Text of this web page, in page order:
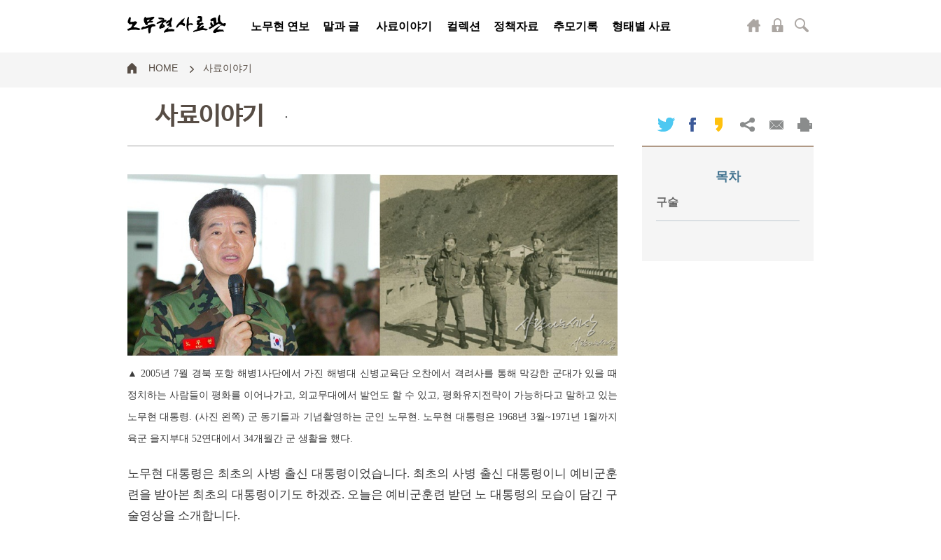
노무현 연보 말과 글 사료이야기 컬렉션 정책자료 추모기록 형태별 사료
HOME 사료이야기
사료이야기 .
▲ 2005년 7월 경북 포항 해병1사단에서 가진 해병대 신병교육단 오찬에서 격려사를 통해 막강한 군대가 있을 때
정치하는 사람들이 평화를 이어나가고, 외교무대에서 발언도 할 수 있고, 평화유지전략이 가능하다고 말하고 있는
노무현 대통령. (사진 왼쪽) 군 동기들과 기념촬영하는 군인 노무현. 노무현 대통령은 1968년 3월~1971년 1월까지
육군 을지부대 52연대에서 34개월간 군 생활을 했다.
노무현 대통령은 최초의 사병 출신 대통령이었습니다. 최초의 사병 출신 대통령이니 예비군훈
련을 받아본 최초의 대통령이기도 하겠죠. 오늘은 예비군훈련 받던 노 대통령의 모습이 담긴 구
술영상을 소개합니다.
목차
구술